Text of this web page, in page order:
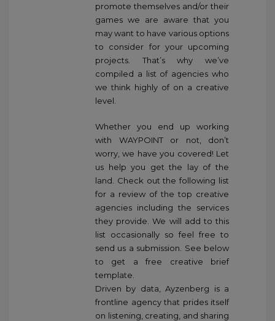
promote themselves and/or their
games we are aware that you
may want to have various options
to consider for your upcoming
projects. That’s why we’ve
compiled a list of agencies who
we think highly of on a creative
level.
Whether you end up working
with WAYPOINT or not, don’t
worry, we have you covered! Let
us help you get the lay of the
land. Check out the following list
for a review of the top creative
agencies including the services
they provide. We will add to this
list occasionally so feel free to
send us a submission. See below
to get a free creative brief
template.
Driven by data, Ayzenberg is a
frontline agency that prides itself
on listening, creating, and sharing